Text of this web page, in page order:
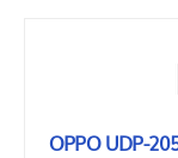
OPPO UDP-